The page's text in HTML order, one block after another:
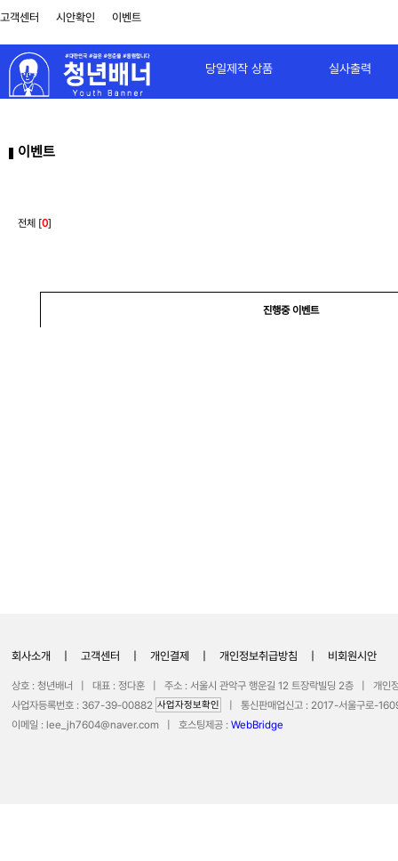
고객센터 시안확인 이벤트
당일제작 상품 실사출력
이벤트
전체 [0]
회사소개 고객센터 개인결제 개인정보취급방침 비회원시안
상호 : 청년배너 | 대표 : 정다훈 | 주소 : 서울시 관악구 행운길 12 트장락빌딩 2층 | 개인정
사업자등록번호 : 367-39-00882 사업자정보확인
| 통신판매업신고 : 2017-서울구로-
이메일 : lee_jh7604@naver.com | 호스팅제공 : WebBridge